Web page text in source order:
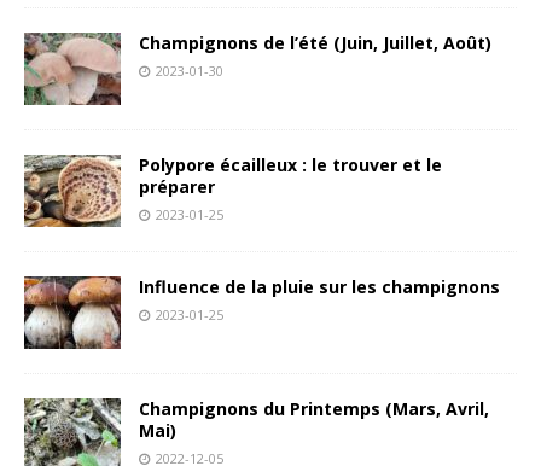
Champignons de l’été (Juin, Juillet, Août)
2023-01-30
Polypore écailleux : le trouver et le
préparer
2023-01-25
Influence de la pluie sur les champignons
2023-01-25
Champignons du Printemps (Mars, Avril,
Mai)
2022-12-05